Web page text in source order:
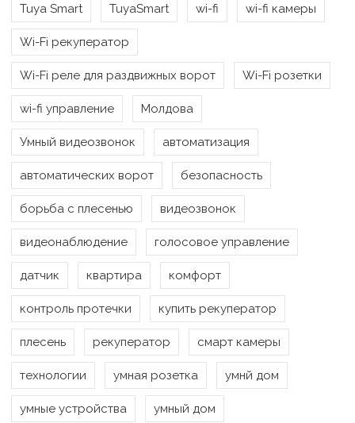
Tuya Smart TuyaSmart wi-fi wi-fi камеры
Wi-Fi рекуператор
Wi-Fi реле для раздвижных ворот Wi-Fi розетки
wi-fi управление Молдова
Умный видеозвонок автоматизация
автоматических ворот безопасность
борьба с плесенью видеозвонок
видеонаблюдение голосовое управление
датчик квартира комфорт
контроль протечки купить рекуператор
плесень рекуператор смарт камеры
технологии умная розетка умнй дом
умные устройства умный дом